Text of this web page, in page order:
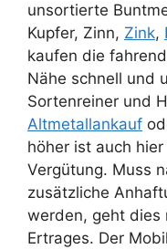
unsortierte
Kupfer, Zinn, Zink,
kaufen die
Nähe schnell und
Sortenreiner und
Altmetallankauf
höher ist auch
Vergütung. Muss
zusätzliche
werden, geht dies
Ertrages. Der